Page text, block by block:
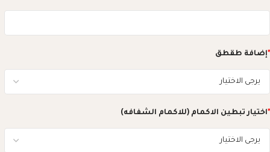
*إضافة طقطق
*اختيار تبطين الاكمام (للاكمام الشفافه)